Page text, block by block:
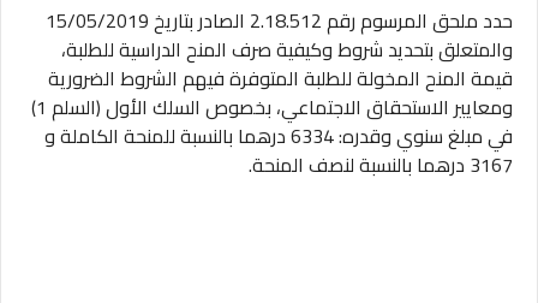
حدد ملحق المرسوم رقم 2.18.512 الصادر بتاريخ 15/05/2019
والمتعلق بتحديد شروط وكيفية صرف المنح الدراسية للطلبة،
قيمة المنح المخولة للطلبة المتوفرة فيهم الشروط الضرورية
ومعايير الاستحقاق الاجتماعي، بخصوص السلك الأول (السلم 1)
في مبلغ سنوي وقدره: 6334 درهما بالنسبة للمنحة الكاملة و
3167 درهما بالنسبة لنصف المنحة.